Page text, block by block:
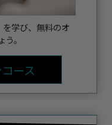
を学び、無料のオ
。
ース